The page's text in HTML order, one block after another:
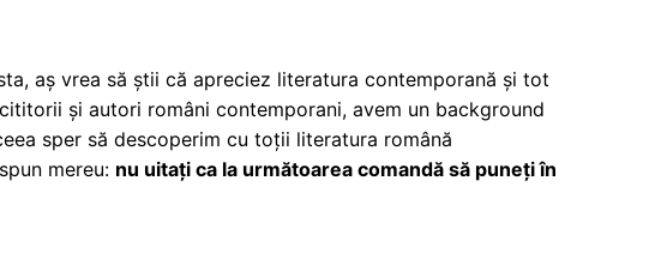
aș vrea să știi că apreciez literatura contemporană și tot
și autori români contemporani, avem un background
sper să descoperim cu toții literatura română
mereu: nu uitați ca la următoarea comandă să puneți în